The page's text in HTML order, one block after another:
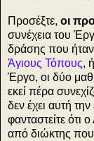
Προσέξτε, οι
συνέχεια του
δράσης που ήταν
Άγιους Τόπους,
Έργο, οι δύο
εκεί πέρα
δεν έχει αυτή
φανταστείτε ότι
από διώκτης που